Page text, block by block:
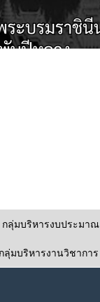
กลุ่มบริหารงบประมาณ
กลุ่มบริหารงานวิชาการ